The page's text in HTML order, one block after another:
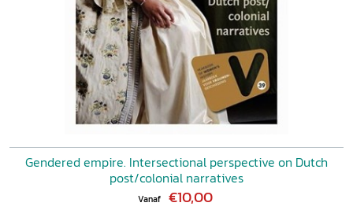
Gendered empire. Intersectional perspective on Dutch
post/colonial narratives
Vanaf €10,00